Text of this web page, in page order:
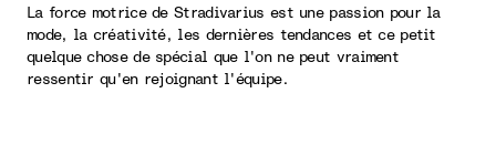
La force motrice de Stradivarius est une passion pour la
mode, la créativité, les dernières tendances et ce petit
quelque chose de spécial que l'on ne peut vraiment
ressentir qu'en rejoignant l'équipe.